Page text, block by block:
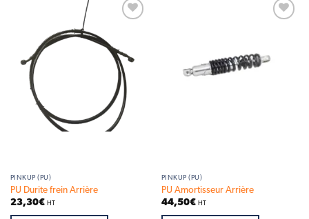
PINKUP (PU)
PU Durite frein Arrière
23,30€ HT
PINKUP (PU)
PU Amortisseur Arrière
44,50€ HT